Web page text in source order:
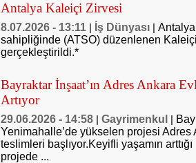
Antalya Kaleiçi Zirvesi
8.07.2026 - 13:11 İş Dünyası
sahipliğinde (ATSO) düzenlenen Kaleiçi
gerçekleştirildi.*
Bayraktar İnşaat’ın Adres Ankara
Artıyor
29.06.2026 - 14:58 Gayrimenkul
Yenimahalle’de yükselen projesi
teslimleri başlıyor.Keyifli yaşamın
projede ...